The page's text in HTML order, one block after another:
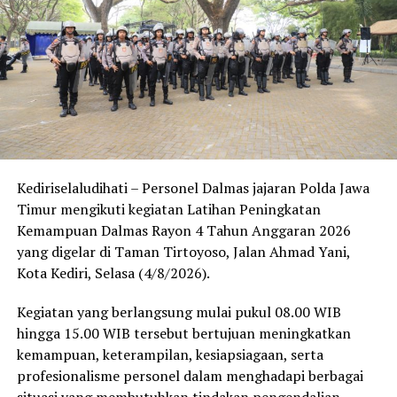
Fawaz, Majelis Tertinggi Internal (MTI) H. Sabela
Rosyada, jajaran humas, serta pengurus pondok
pesantren.
Walibarokah Apresiasi Sinergi dengan Polres Kediri Kota
Dalam pertemuan tersebut, pimpinan Pondok
Pesantren Walibarokah menyampaikan apresiasi atas
kunjungan Kapolres Kediri Kota beserta jajaran.
Perwakilan Pondok Pesantren Walibarokah
menyampaikan bahwa hubungan dan koordinasi antara
pesantren dengan Polres Kediri Kota selama ini telah
berjalan dengan baik.
“Pondok Pesantren Walibarokah telah berdiri sejak
tahun 1951 dan terus berkembang dalam bidang
pendidikan serta pembinaan keagamaan bagi
masyarakat. Kami berharap sinergitas yang selama ini
sudah terjalin dengan Polres Kediri Kota dapat terus
Kediriselaludihati – Personel Dalmas jajaran Polda Jawa
Timur mengikuti kegiatan Latihan Peningkatan
Kemampuan Dalmas Rayon 4 Tahun Anggaran 2026
yang digelar di Taman Tirtoyoso, Jalan Ahmad Yani,
Kota Kediri, Selasa (4/8/2026).
Kegiatan yang berlangsung mulai pukul 08.00 WIB
hingga 15.00 WIB tersebut bertujuan meningkatkan
kemampuan, keterampilan, kesiapsiagaan, serta
profesionalisme personel dalam menghadapi berbagai